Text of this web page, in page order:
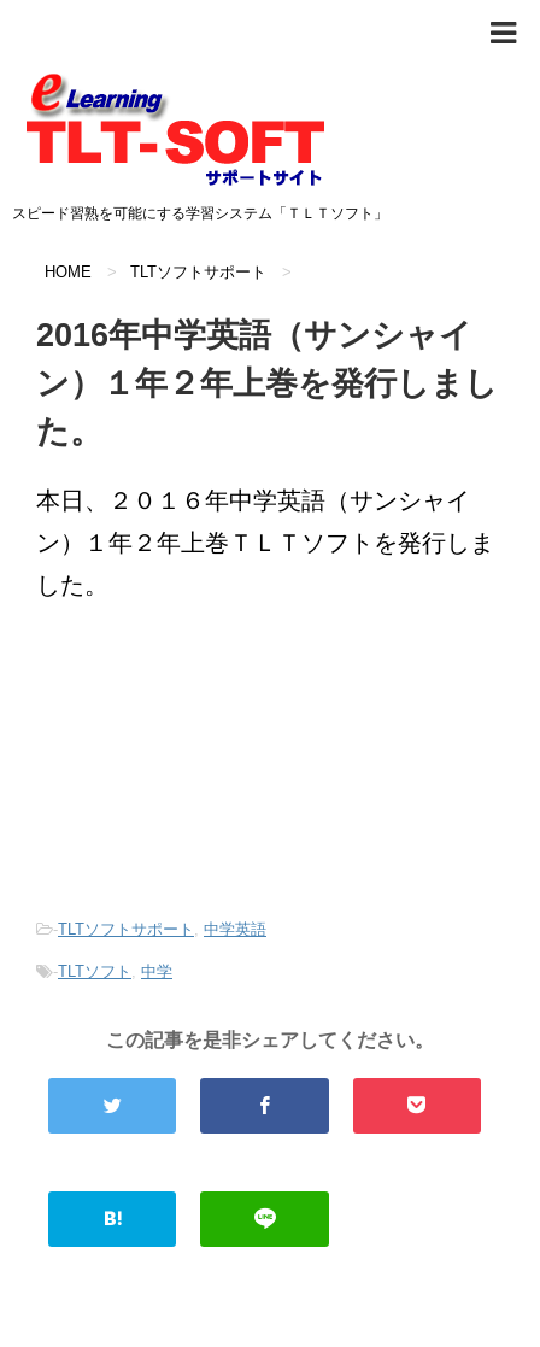
スピード習熟を可能にする学習システム「ＴＬＴソフト」
HOME > TLTソフトサポート >
2016年中学英語（サンシャイ
ン）１年２年上巻を発行しまし
た。
本日、２０１６年中学英語（サンシャイ
ン）１年２年上巻ＴＬＴソフトを発行しま
した。
-TLTソフトサポート , 中学英語
-TLTソフト , 中学
この記事を是非シェアしてください。